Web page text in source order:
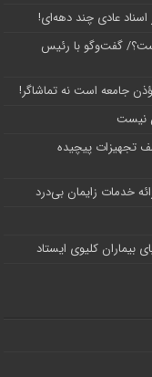
عادی چند‌ دهه‌ای!
گفت‌وگو با رئیس
جامعه است نه تماشاگر!
نیست
تجهیزات پیچیده
بیماران کلیوی ایستاد